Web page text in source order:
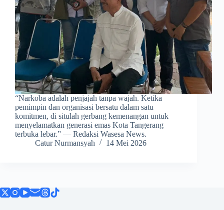
​“Narkoba adalah penjajah tanpa wajah. Ketika
pemimpin dan organisasi bersatu dalam satu
komitmen, di situlah gerbang kemenangan untuk
menyelamatkan generasi emas Kota Tangerang
terbuka lebar.” — Redaksi Wasesa News.
Catur Nurmansyah
14 Mei 2026